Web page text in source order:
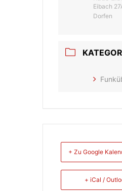
Eibach
Dorfen
+ Zu Google
+ iCal /